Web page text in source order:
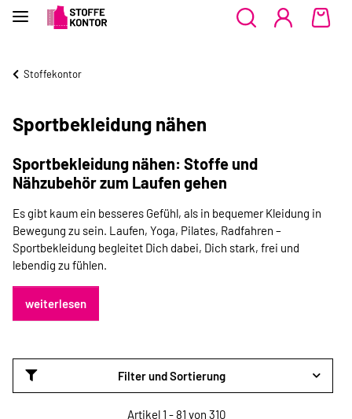
Stoffekontor
Sportbekleidung nähen
Sportbekleidung nähen: Stoffe und
Nähzubehör zum Laufen gehen
Es gibt kaum ein besseres Gefühl, als in bequemer Kleidung in
Bewegung zu sein. Laufen, Yoga, Pilates, Radfahren –
Sportbekleidung begleitet Dich dabei, Dich stark, frei und
lebendig zu fühlen.
weiterlesen
Filter und Sortierung
Artikel 1 - 81 von 310